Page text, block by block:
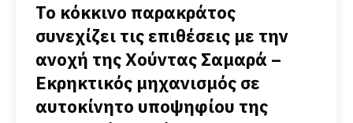
Το κόκκινο παρακράτος
συνεχίζει τις επιθέσεις με την
ανοχή της Χούντας Σαμαρά –
Εκρηκτικός μηχανισμός σε
αυτοκίνητο υποψηφίου της